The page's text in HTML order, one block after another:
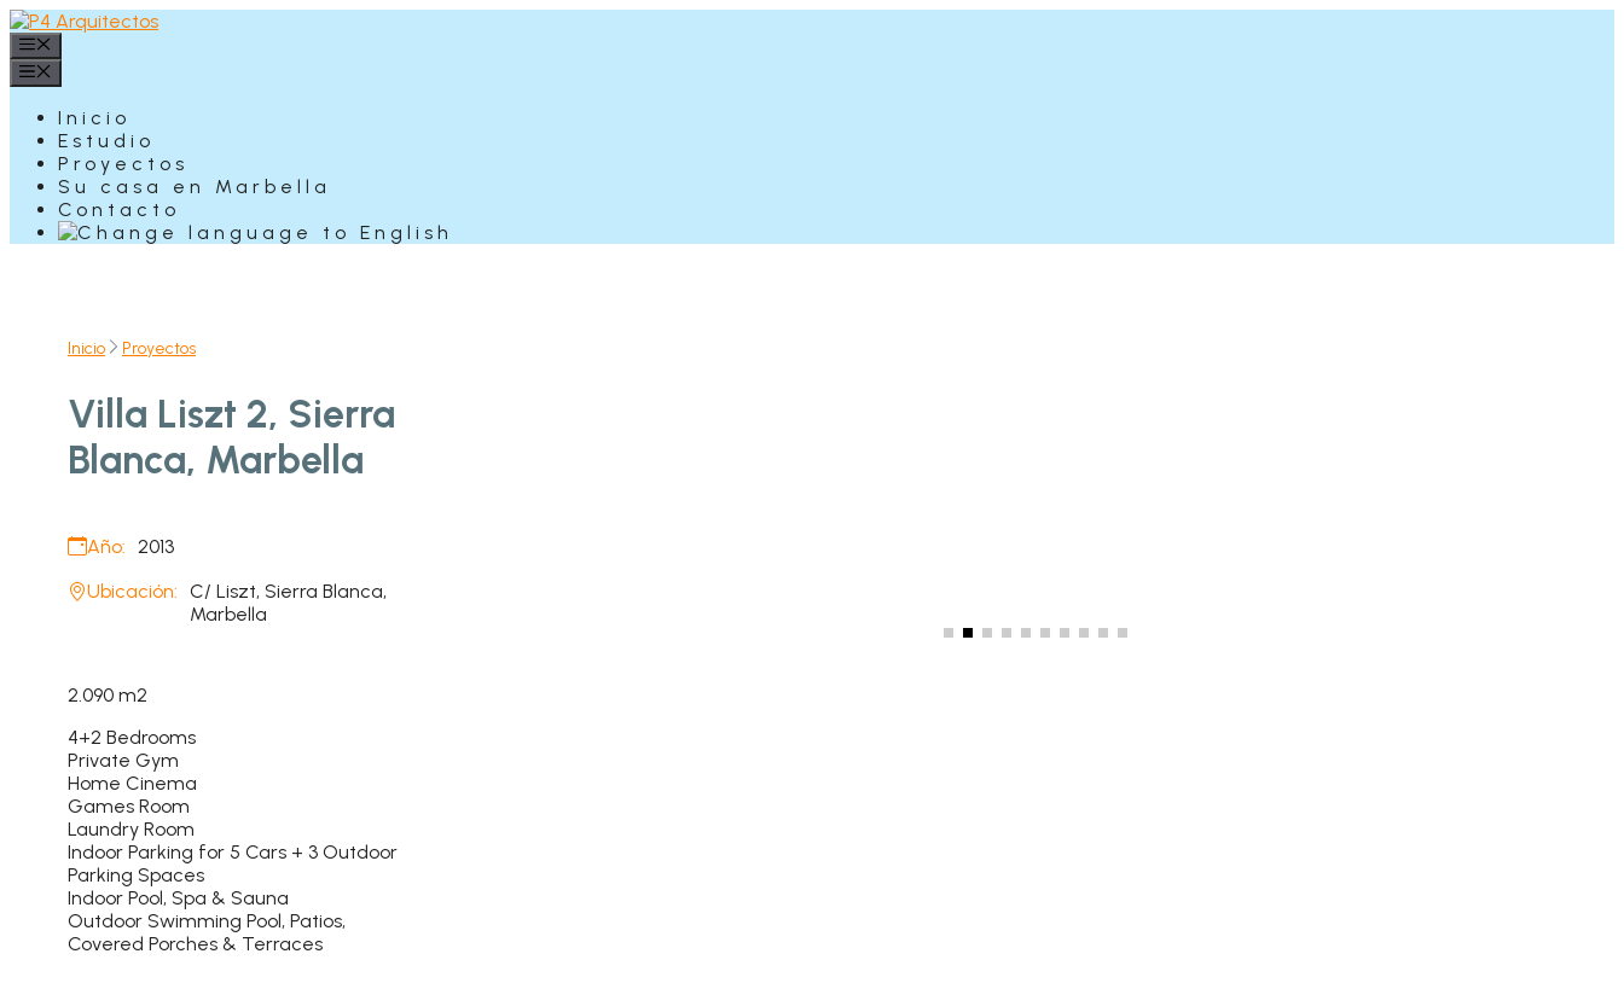
Saltar
al
contenido
Inicio
Estudio
Proyectos
Su casa en Marbella
Contacto
Inicio Proyectos
Villa Liszt 2, Sierra
Blanca, Marbella
Año:
2013
Ubicación: C/ Liszt, Sierra Blanca,
Marbella
2.090 m2
4+2 Bedrooms
Private Gym
Home Cinema
Games Room
Laundry Room
Indoor Parking for 5 Cars + 3 Outdoor
Parking Spaces
Indoor Pool, Spa & Sauna
Outdoor Swimming Pool, Patios,
Covered Porches & Terraces